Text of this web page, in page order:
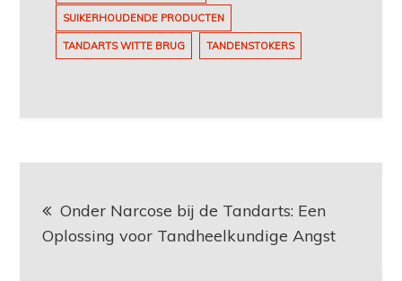
SUIKERHOUDENDE PRODUCTEN
TANDARTS WITTE BRUG TANDENSTOKERS
Onder Narcose bij de Tandarts: Een
Oplossing voor Tandheelkundige Angst